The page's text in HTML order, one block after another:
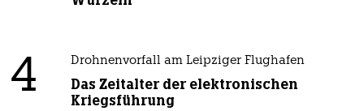
4 Drohnenvorfall am Leipziger Flughafen
Das Zeitalter der elektronischen
Kriegsführung